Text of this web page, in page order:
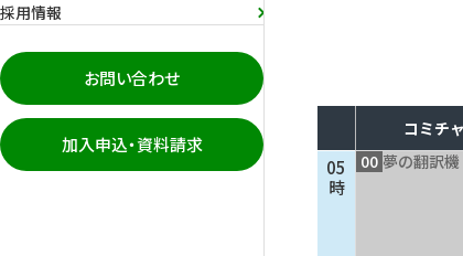
採用情報
お問い合わせ
加入申込・資料請求
コミチ
05
時
00 夢の翻訳